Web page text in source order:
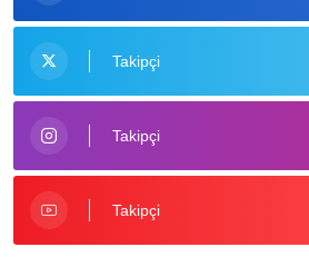
Takipçi
Takipçi
Takipçi